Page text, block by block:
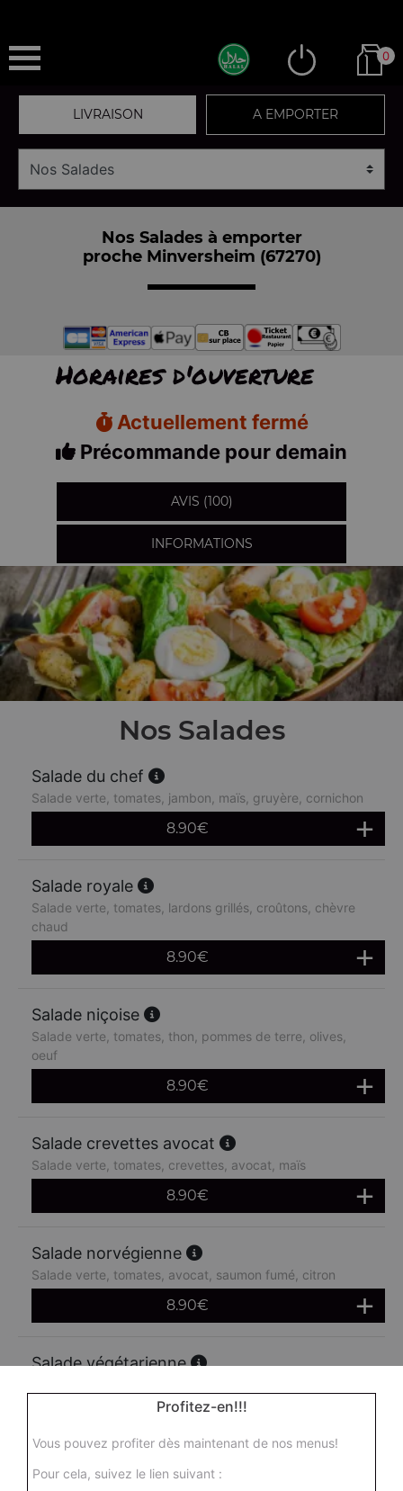
0
LIVRAISON A EMPORTER
Nos Salades à emporter
proche Minversheim (67270)
Horaires d'ouverture
Actuellement fermé
Précommande pour demain
AVIS (100)
INFORMATIONS
Nos Salades
Salade du chef
Salade verte, tomates, jambon, maïs, gruyère, cornichon
8.90€
Salade royale
Salade verte, tomates, lardons grillés, croûtons, chèvre
chaud
8.90€
Salade niçoise
Salade verte, tomates, thon, pommes de terre, olives,
oeuf
8.90€
Salade crevettes avocat
Salade verte, tomates, crevettes, avocat, maïs
8.90€
Salade norvégienne
Salade verte, tomates, avocat, saumon fumé, citron
8.90€
Salade végétarienne
8.90 €
Profitez-en!!!
Vous pouvez profiter dès maintenant de nos menus!
Pour cela, suivez le lien suivant :